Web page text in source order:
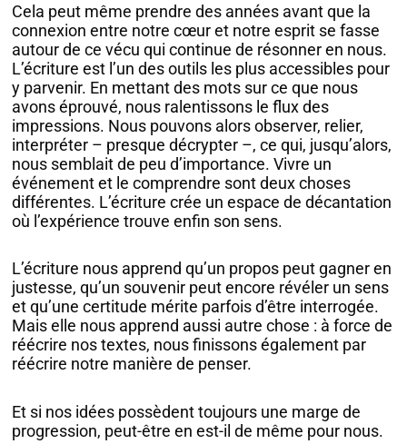
Cela peut même prendre des années avant que la
connexion entre notre cœur et notre esprit se fasse
autour de ce vécu qui continue de résonner en nous.
L’écriture est l’un des outils les plus accessibles pour
y parvenir. En mettant des mots sur ce que nous
avons éprouvé, nous ralentissons le flux des
impressions. Nous pouvons alors observer, relier,
interpréter – presque décrypter –, ce qui, jusqu’alors,
nous semblait de peu d’importance. Vivre un
événement et le comprendre sont deux choses
différentes. L’écriture crée un espace de décantation
où l’expérience trouve enfin son sens.
L’écriture nous apprend qu’un propos peut gagner en
justesse, qu’un souvenir peut encore révéler un sens
et qu’une certitude mérite parfois d’être interrogée.
Mais elle nous apprend aussi autre chose : à force de
réécrire nos textes, nous finissons également par
réécrire notre manière de penser.
Et si nos idées possèdent toujours une marge de
progression, peut-être en est-il de même pour nous.